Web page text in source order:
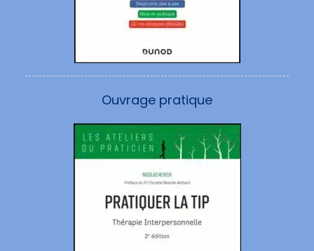
Ouvrage pratique